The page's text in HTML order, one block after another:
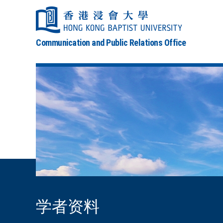
Communication and Public Relations Office
学者资料